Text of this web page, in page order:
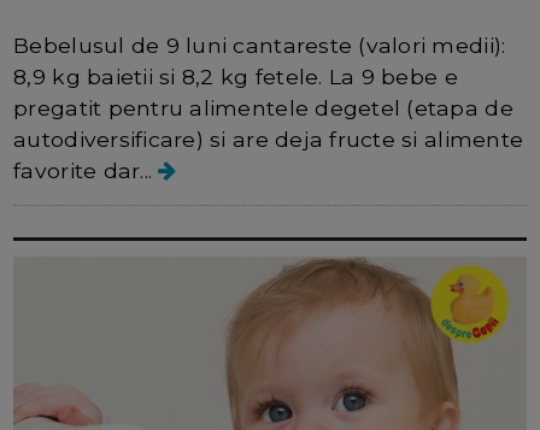
Bebelusul de 9 luni cantareste (valori medii):
8,9 kg baietii si 8,2 kg fetele. La 9 bebe e
pregatit pentru alimentele degetel (etapa de
autodiversificare) si are deja fructe si alimente
favorite dar...